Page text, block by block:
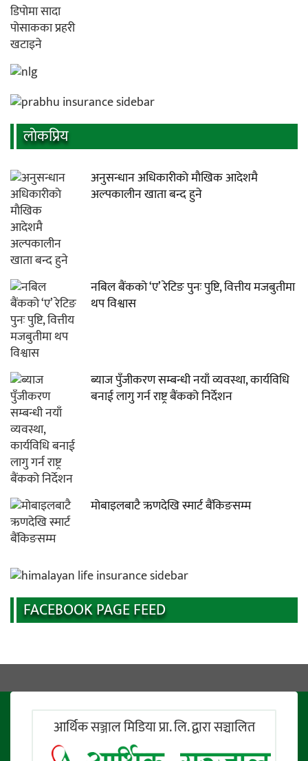
लाेकप्रिय
अनुसन्धान अधिकारीकाे माैखिक आदेशमै
अल्पकालीन खाता बन्द हुने
नबिल बैंकको ‘ए’ रेटिङ पुनः पुष्टि, वित्तीय मजबुतीमा
थप विश्वास
ब्याज पुँजीकरण सम्बन्धी नयाँ व्यवस्था, कार्यविधि
बनाई लागु गर्न राष्ट्र बैंकको निर्देशन
मोबाइलबाटै ऋणदेखि स्मार्ट बैंकिङसम्म
FACEBOOK PAGE FEED
आर्थिक सञ्जाल मिडिया प्रा. लि. द्वारा सञ्चालित